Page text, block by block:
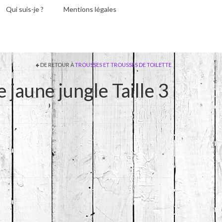
Qui suis-je ? Mentions légales
DE RETOUR ÀTROUSSES ET TROUSSES DE TOILETTE
jaune jungle Taille 3